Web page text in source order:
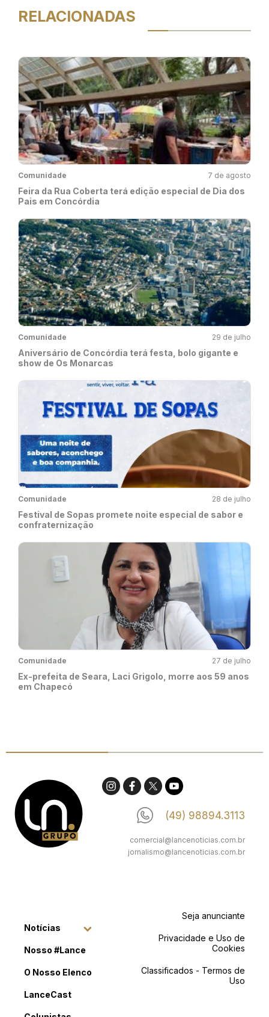
RELACIONADAS
Comunidade 7 de agosto
Feira da Rua Coberta terá edição especial de Dia dos
Pais em Concórdia
Comunidade 29 de julho
Aniversário de Concórdia terá festa, bolo gigante e
show de Os Monarcas
Comunidade 28 de julho
Festival de Sopas promete noite especial de sabor e
confraternização
Comunidade 27 de julho
Ex-prefeita de Seara, Laci Grigolo, morre aos 59 anos
em Chapecó
(49) 98894.3113
comercial@lancenoticias.com.br
jornalismo@lancenoticias.com.br
Notícias
Nosso #Lance
O Nosso Elenco
LanceCast
Seja anunciante
Privacidade e Uso de
Cookies
Classificados - Termos de
Uso